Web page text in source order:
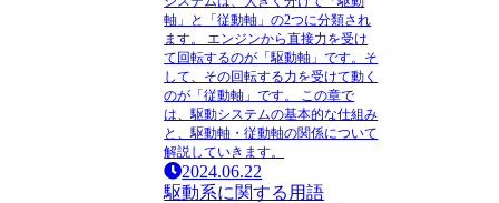
軸」と「従動軸」の2つに分類され
ます。 エンジンから直接力を受け
て回転するのが「駆動軸」です。そ
して、その回転する力を受けて動く
のが「従動軸」です。 この章で
は、駆動システムの基本的な仕組み
と、駆動軸・従動軸の関係について
解説していきます。
2024.06.22
駆動系に関する用語